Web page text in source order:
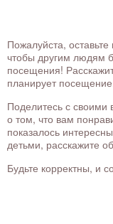
Пожалуйста,
чтобы другим людям
посещения!
планирует
Поделитесь с
о том, что вам
показалось
детьми, расскажите
Будьте корректны, и